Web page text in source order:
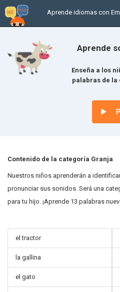
Aprende idiomas con
Aprende
Enseña a los
palabras de la
Contenido de la categoría Granja
Nuestros niños aprenderán a
pronunciar sus sonidos. Será una
para tu hijo. ¡Aprende 13 palabras
el tractor
la gallina
el gato